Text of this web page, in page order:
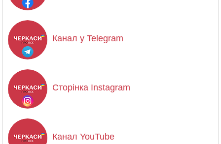
Канал у Telegram
Сторінка Instagram
Канал YouTube